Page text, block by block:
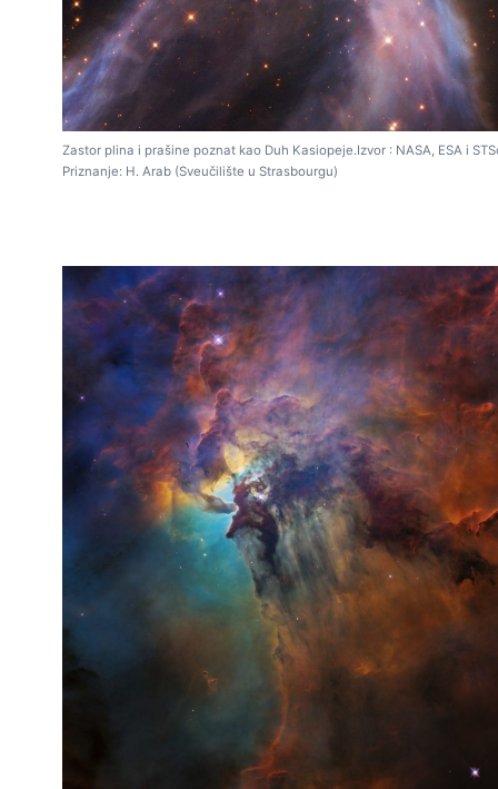
Zastor plina i prašine poznat kao Duh Kasiopeje.Izvor : NASA, ESA i
Priznanje: H. Arab (Sveučilište u Strasbourgu)